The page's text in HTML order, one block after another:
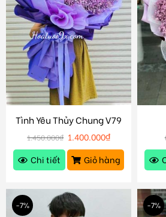
Tình Yêu Thủy Chung V79
1.450.000₫ 1.400.000₫
Chi tiết
Giỏ hàng
-7% -7%